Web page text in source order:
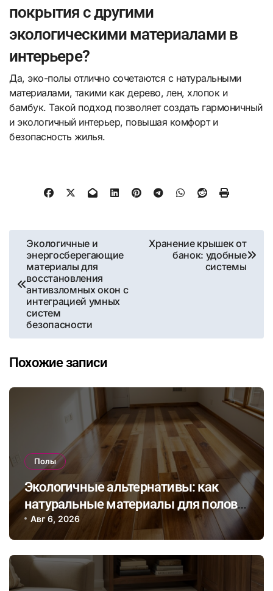
покрытия с другими
экологическими материалами в
интерьере?
Да, эко-полы отлично сочетаются с натуральными
материалами, такими как дерево, лен, хлопок и
бамбук. Такой подход позволяет создать гармоничный
и экологичный интерьер, повышая комфорт и
безопасность жилья.
Навигация
записям
Экологичные и
энергосберегающие
материалы для
восстановления
антивзломных окон с
интеграцией умных
систем
безопасности
Хранение крышек от
банок: удобные
системы
Похожие записи
Полы
Экологичные альтернативы: как
натуральные материалы для полов
влияют на здоровье и комфорт в
доме
Авг 6, 2026